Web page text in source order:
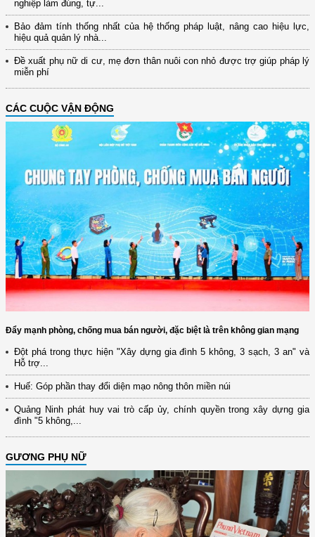
nghiệp làm đúng, tự...
Bảo đảm tính thống nhất của hệ thống pháp luật, nâng cao hiệu lực,
hiệu quả quản lý nhà...
Đề xuất phụ nữ di cư, mẹ đơn thân nuôi con nhỏ được trợ giúp pháp lý
miễn phí
CÁC CUỘC VẬN ĐỘNG
Đẩy mạnh phòng, chống mua bán người, đặc biệt là trên không gian mạng
Đột phá trong thực hiện "Xây dựng gia đình 5 không, 3 sạch, 3 an" và
Hỗ trợ...
Huế: Góp phần thay đổi diện mạo nông thôn miền núi
Quảng Ninh phát huy vai trò cấp ủy, chính quyền trong xây dựng gia
đình "5 không,...
GƯƠNG PHỤ NỮ